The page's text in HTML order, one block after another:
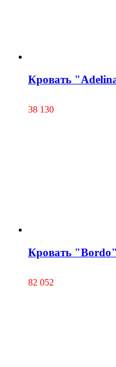
Кровать
38 130
Кровать
82 052